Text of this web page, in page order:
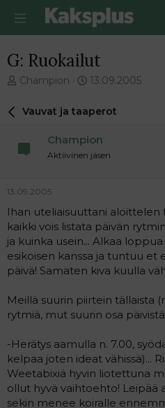
G: Ruokailut
V
e
i
t
u
n
a
l
o
t
a
a
Champion
E
s
i
m
ä
n
v
e
s
13.09.2005
Vauvat ja taaperot
Champion
Aktiivinen jäsen
13.09.2005
Ihan uteliaisuuttani aloittelen
kaikki vois listata päivän
ja kuinka usein... Alkaa
esikoisen kanssa ja tuntuu et
päivä! Samaten kiva kuulla
Meillä suurin piirtein tällaista
rytmiä, mut suurin osa
-Herätys aamulla n. 7.00,
kelpaa joten ideat vähissä)...
Weetabixiä hyvin liotettuna
ollut hyvä vaihtoehto! Leipää
sekin menee koiralle